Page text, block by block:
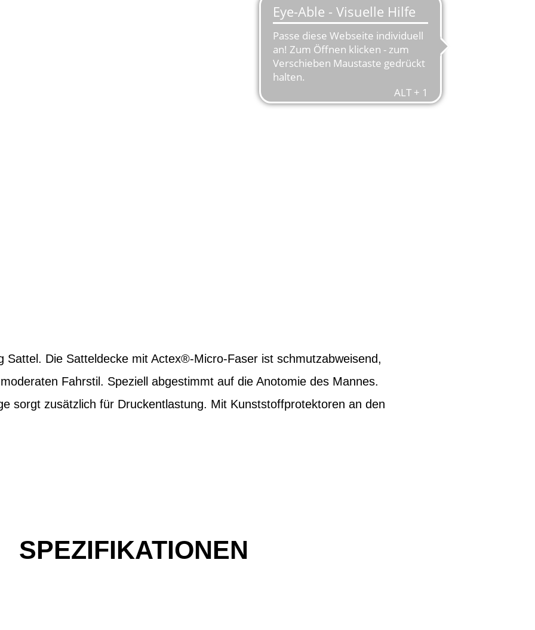
Sattel. Die Satteldecke mit Actex®-Micro-Faser ist schmutzabweisend,
Fahrstil. Speziell abgestimmt auf die Anotomie des Mannes.
sorgt zusätzlich für Druckentlastung. Mit Kunststoffprotektoren an den
SPEZIFIKATIONEN